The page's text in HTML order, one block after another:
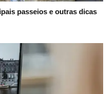
passeios e outras dicas